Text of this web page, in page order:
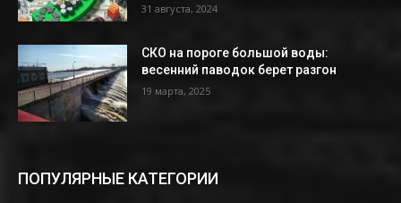
31 августа, 2024
СКО на пороге большой воды:
весенний паводок берет разгон
19 марта, 2025
ПОПУЛЯРНЫЕ КАТЕГОРИИ